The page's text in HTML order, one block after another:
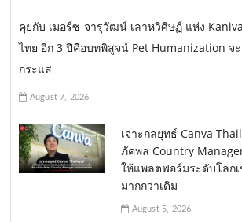
คุยกับ เมอร์ซ-จารุวัฒน์ เลาหวิศิษฏ์ แห่ง
ไทย อีก 3 ปีคือบทพิสูจน์ Pet Humanization จะ
กระแส
August 7, 2026
เจาะกลยุทธ์ Canva
ภัคพล Country
ให้แพลตฟอร์มระดับโลก
มากกว่าเดิม
August 5, 2026